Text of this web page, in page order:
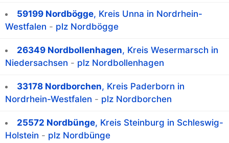
59199 Nordbögge, Kreis Unna in Nordrhein-
Westfalen - plz Nordbögge
26349 Nordbollenhagen, Kreis Wesermarsch in
Niedersachsen - plz Nordbollenhagen
33178 Nordborchen, Kreis Paderborn in
Nordrhein-Westfalen - plz Nordborchen
25572 Nordbünge, Kreis Steinburg in Schleswig-
Holstein - plz Nordbünge